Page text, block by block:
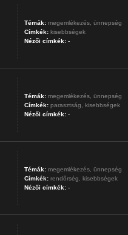
Témák: megemlékezés, ünnepség
Címkék: kisebbségek
Nézői címkék:-
Témák: megemlékezés, ünnepség
Címkék: parasztság,
kisebbségek
Nézői címkék:-
Témák: megemlékezés, ünnepség
Címkék: rendőrség,
kisebbségek
Nézői címkék:-